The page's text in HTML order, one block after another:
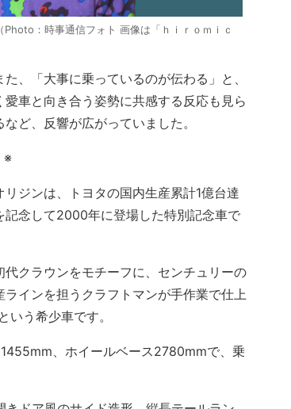
：時事通信フォト 画像は「ｈｉｒｏｍｉｃ
、「大事に乗っているのが伝わる」と、
愛車と向き合う姿勢に共感する反応も見ら
など、反響が広がっていました。
※
ジンは、トヨタの国内生産累計1億台達
記念して2000年に登場した特別記念車で
クラウンをモチーフに、センチュリーの
ラインを担うクラフトマンが手作業で仕上
う希少車です。
、ホイールベース2780mmで、乗